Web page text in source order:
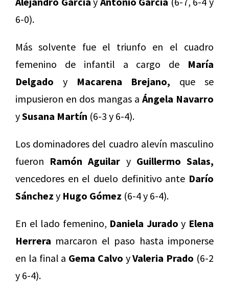
6-0).
Más solvente fue el triunfo en el cuadro
femenino de infantil a cargo de María
Delgado y Macarena Brejano, que se
impusieron en dos mangas a Ángela Navarro
ySusana Martín (6-3 y 6-4).
Los dominadores del cuadro alevín masculino
fueron Ramón Aguilar y Guillermo Salas,
vencedores en el duelo definitivo ante Darío
Sánchez y Hugo Gómez (6-4 y 6-4).
En el lado femenino, Daniela Jurado y Elena
Herrera marcaron el paso hasta imponerse
en la final a Gema Calvo yValeria Prado (6-2
y 6-4).